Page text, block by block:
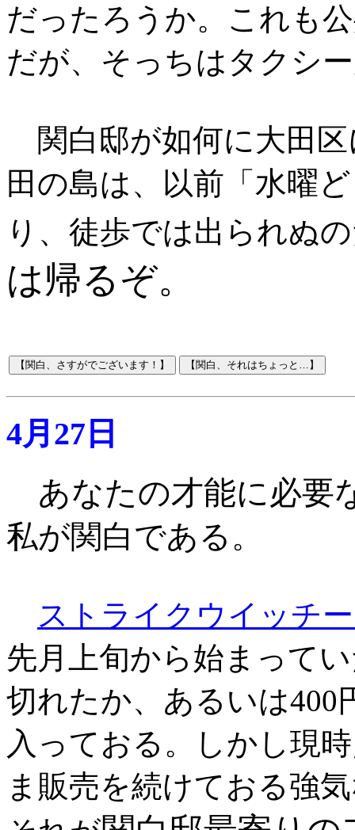
だったろうか。これも
だが、そっちはタクシ
関白邸が如何に大田
田の島は、以前「 水曜
り、徒歩では出られぬ
は帰るぞ。
4月27日
あなたの才能に必要
私が関白である 。
ストライクウイッチ
先月上旬から始まって
切れたか、あるいは400
入っておる。しかし現
ま販売を続けておる強